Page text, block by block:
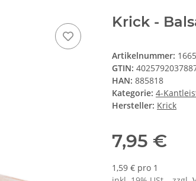
Krick -
Artikelnummer:
GTIN:
HAN: 885818
Kategorie: 4-
Hersteller: Krick
7,95 €
1,59 € pro 1